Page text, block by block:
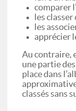
comparer
les
les
apprécier
Au contraire,
une partie
place dans
classés sans